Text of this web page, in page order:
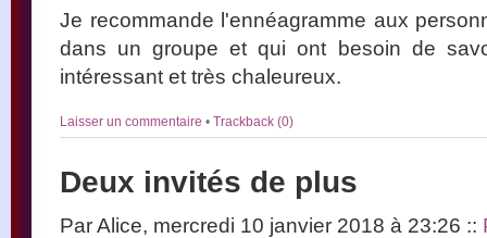
Je recommande l'ennéagramme aux
dans un groupe et qui ont besoin de
intéressant et très chaleureux.
Laisser un commentaire • Trackback (0)
Deux invités de plus
Par Alice, mercredi 10 janvier 2018 à 23:26 ::